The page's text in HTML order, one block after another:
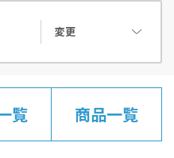
変更
覧 商品一覧